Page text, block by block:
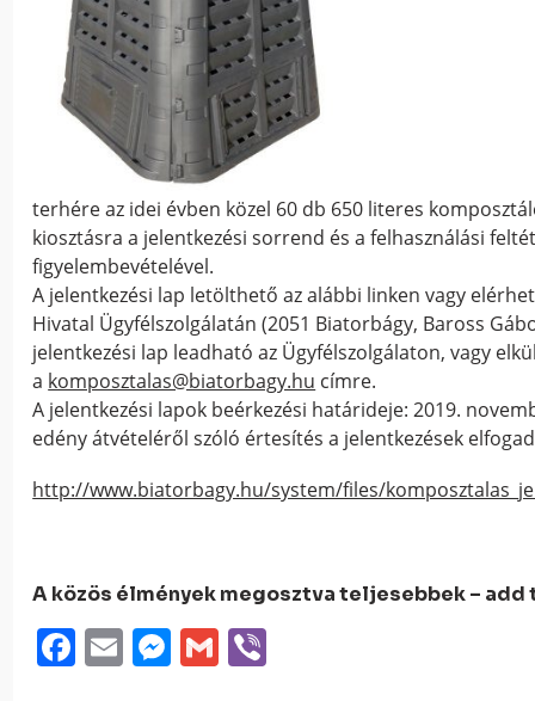
terhére az idei évben közel 60 db 650 literes
kiosztásra a jelentkezési sorrend és a felhasználási
figyelembevételével.
A jelentkezési lap letölthető az alábbi linken vagy
Hivatal Ügyfélszolgálatán (2051 Biatorbágy, Baross
jelentkezési lap leadható az Ügyfélszolgálaton, vagy
a komposztalas@biatorbagy.hu címre.
A jelentkezési lapok beérkezési határideje: 2019.
edény átvételéről szóló értesítés a jelentkezések
http://www.biatorbagy.hu/system/files/
A közös élmények megosztva teljesebbek – add
Facebook
EmailMessenger
Gmail